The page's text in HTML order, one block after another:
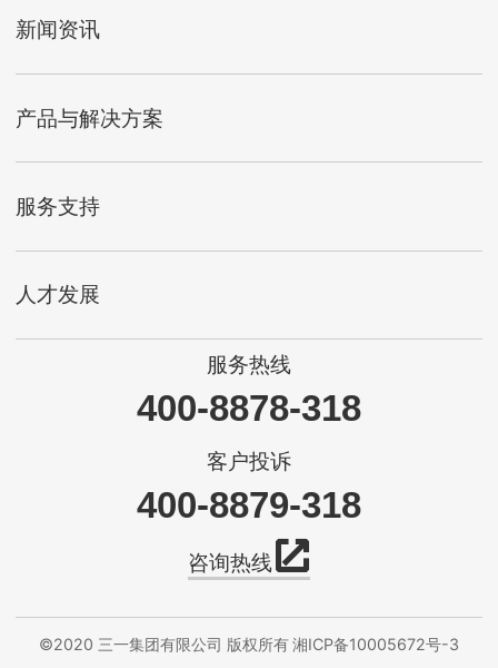
新闻资讯
产品与解决方案
服务支持
人才发展
服务热线
400-8878-318
客户投诉
400-8879-318
咨询热线
©2020 三一集团有限公司 版权所有湘ICP备10005672号-3